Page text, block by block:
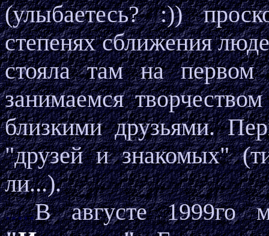
(улыбаетесь? :))
степенях сближения
стояла там на
занимаемся
близкими друзьями.
"друзей и знакомых"
ли...).
.....В августе 1999го